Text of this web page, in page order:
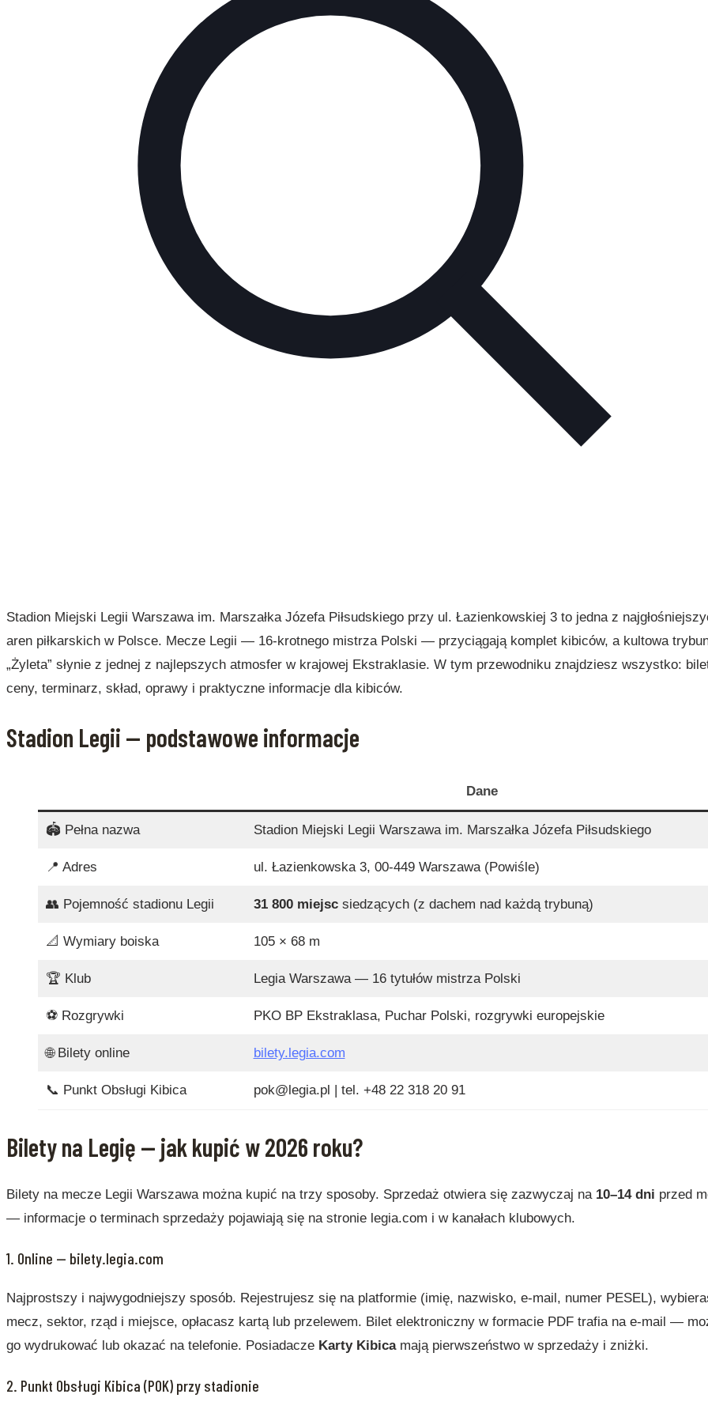
Stadion Miejski Legii Warszawa im. Marszałka Józefa Piłsudskiego przy ul. Łazienkowskiej 3 to jedna z
aren piłkarskich w Polsce. Mecze Legii — 16-krotnego mistrza Polski — przyciągają komplet kibiców, a kultowa
„Żyleta” słynie z jednej z najlepszych atmosfer w krajowej Ekstraklasie. W tym przewodniku znajdziesz wszystko:
ceny, terminarz, skład, oprawy i praktyczne informacje dla kibiców.
Stadion Legii — podstawowe informacje
Dane
🏟️ Pełna nazwa Stadion Miejski Legii Warszawa im. Marszałka Józefa Piłsudskiego
📍 Adres ul. Łazienkowska 3, 00-449 Warszawa (Powiśle)
👥 Pojemność stadionu Legii 31 800 miejscsiedzących (z dachem nad każdą trybuną)
📐 Wymiary boiska 105 × 68 m
🏆 Klub Legia Warszawa — 16 tytułów mistrza Polski
⚽ Rozgrywki PKO BP Ekstraklasa, Puchar Polski, rozgrywki europejskie
🌐 Bilety online bilety.legia.com
📞 Punkt Obsługi Kibica pok@legia.pl | tel. +48 22 318 20 91
Bilety na Legię — jak kupić w 2026 roku?
Bilety na mecze Legii Warszawa można kupić na trzy sposoby. Sprzedaż otwiera się zazwyczaj na 10–14 dni przed
— informacje o terminach sprzedaży pojawiają się na stronie legia.com i w kanałach klubowych.
1. Online — bilety.legia.com
Najprostszy i najwygodniejszy sposób. Rejestrujesz się na platformie (imię, nazwisko, e-mail, numer PESEL),
mecz, sektor, rząd i miejsce, opłacasz kartą lub przelewem. Bilet elektroniczny w formacie PDF trafia na e-mail —
go wydrukować lub okazać na telefonie. Posiadacze Karty Kibicamają pierwszeństwo w sprzedaży i zniżki.
2. Punkt Obsługi Kibica (POK) przy stadionie